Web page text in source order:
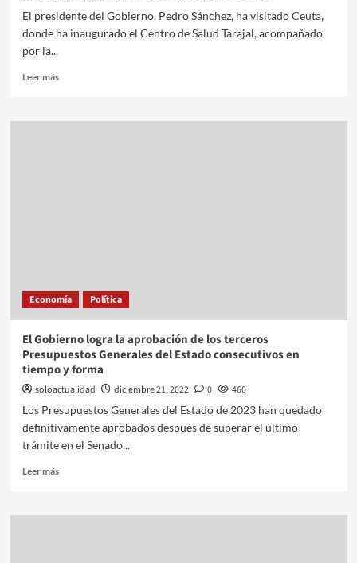
El presidente del Gobierno, Pedro Sánchez, ha visitado Ceuta,
donde ha inaugurado el Centro de Salud Tarajal, acompañado
por la...
Leer más
Economía Política
El Gobierno logra la aprobación de los terceros
Presupuestos Generales del Estado consecutivos en
tiempo y forma
soloactualidad diciembre 21, 2022 0
460
Los Presupuestos Generales del Estado de 2023 han quedado
definitivamente aprobados después de superar el último
trámite en el Senado...
Leer más